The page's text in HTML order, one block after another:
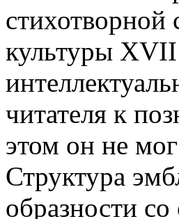
культуры XVII
читателя к
этом он не
Структура
образности